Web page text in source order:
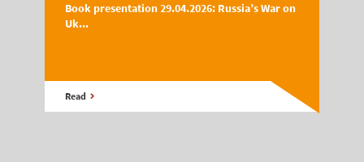
Book presentation 29.04.2026: Russia’s War on
Uk...
Read